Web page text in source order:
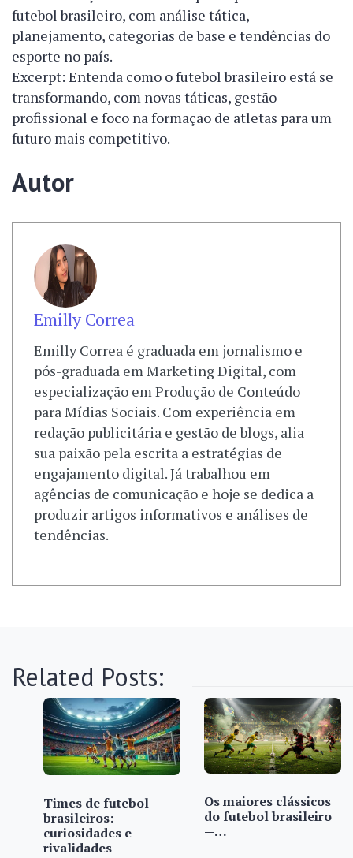
futebol brasileiro, com análise tática,
planejamento, categorias de base e tendências do
esporte no país.
Excerpt: Entenda como o futebol brasileiro está se
transformando, com novas táticas, gestão
profissional e foco na formação de atletas para um
futuro mais competitivo.
Autor
Emilly Correa
Emilly Correa é graduada em jornalismo e
pós-graduada em Marketing Digital, com
especialização em Produção de Conteúdo
para Mídias Sociais. Com experiência em
redação publicitária e gestão de blogs, alia
sua paixão pela escrita a estratégias de
engajamento digital. Já trabalhou em
agências de comunicação e hoje se dedica a
produzir artigos informativos e análises de
tendências.
Related Posts:
Times de futebol
brasileiros:
curiosidades e
rivalidades
Os maiores clássicos
do futebol brasileiro
—…